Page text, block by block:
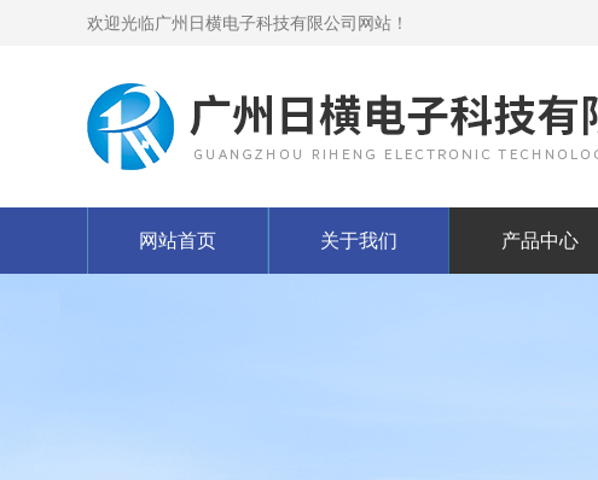
欢迎光临广州日横电子科技有限公司网站！
网站首页 关于我们 产品中心